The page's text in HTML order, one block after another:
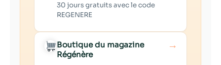
30 jours gratuits avec le code
REGENERE
Boutique du magazine
Régénère
→